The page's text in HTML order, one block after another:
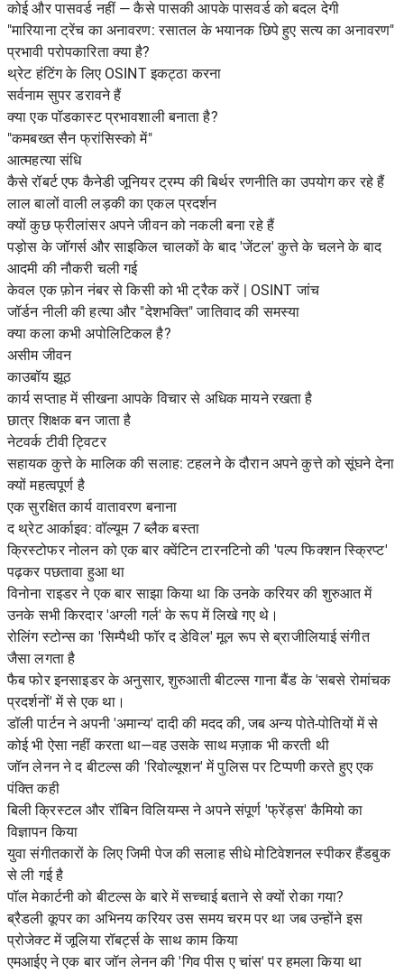
कोई और पासवर्ड नहीं — कैसे पासकी आपके पासवर्ड को बदल देगी
"मारियाना ट्रेंच का अनावरण: रसातल के भयानक छिपे हुए सत्य का अनावरण"
प्रभावी परोपकारिता क्या है?
थ्रेट हंटिंग के लिए OSINT इकट्ठा करना
सर्वनाम सुपर डरावने हैं
क्या एक पॉडकास्ट प्रभावशाली बनाता है?
"कमबख्त सैन फ्रांसिस्को में"
आत्महत्या संधि
कैसे रॉबर्ट एफ कैनेडी जूनियर ट्रम्प की बिर्थर रणनीति का उपयोग कर रहे हैं
लाल बालों वाली लड़की का एकल प्रदर्शन
क्यों कुछ फ्रीलांसर अपने जीवन को नकली बना रहे हैं
पड़ोस के जॉगर्स और साइकिल चालकों के बाद 'जेंटल' कुत्ते के चलने के बाद
आदमी की नौकरी चली गई
केवल एक फ़ोन नंबर से किसी को भी ट्रैक करें | OSINT जांच
जॉर्डन नीली की हत्या और "देशभक्ति" जातिवाद की समस्या
क्या कला कभी अपोलिटिकल है?
असीम जीवन
काउबॉय झूठ
कार्य सप्ताह में सीखना आपके विचार से अधिक मायने रखता है
छात्र शिक्षक बन जाता है
नेटवर्क टीवी ट्विटर
सहायक कुत्ते के मालिक की सलाह: टहलने के दौरान अपने कुत्ते को सूंघने देना
क्यों महत्वपूर्ण है
एक सुरक्षित कार्य वातावरण बनाना
द थ्रेट आर्काइव: वॉल्यूम 7 ब्लैक बस्ता
क्रिस्टोफर नोलन को एक बार क्वेंटिन टारनटिनो की 'पल्प फिक्शन स्क्रिप्ट'
पढ़कर पछतावा हुआ था
विनोना राइडर ने एक बार साझा किया था कि उनके करियर की शुरुआत में
उनके सभी किरदार 'अग्ली गर्ल' के रूप में लिखे गए थे।
रोलिंग स्टोन्स का 'सिम्पैथी फॉर द डेविल' मूल रूप से ब्राजीलियाई संगीत
जैसा लगता है
फैब फोर इनसाइडर के अनुसार, शुरुआती बीटल्स गाना बैंड के 'सबसे रोमांचक
प्रदर्शनों' में से एक था।
डॉली पार्टन ने अपनी 'अमान्य' दादी की मदद की, जब अन्य पोते-पोतियों में से
कोई भी ऐसा नहीं करता था—वह उसके साथ मज़ाक भी करती थी
जॉन लेनन ने द बीटल्स की 'रिवोल्यूशन' में पुलिस पर टिप्पणी करते हुए एक
पंक्ति कही
बिली क्रिस्टल और रॉबिन विलियम्स ने अपने संपूर्ण 'फ्रेंड्स' कैमियो का
विज्ञापन किया
युवा संगीतकारों के लिए जिमी पेज की सलाह सीधे मोटिवेशनल स्पीकर हैंडबुक
से ली गई है
पॉल मेकार्टनी को बीटल्स के बारे में सच्चाई बताने से क्यों रोका गया?
ब्रैडली कूपर का अभिनय करियर उस समय चरम पर था जब उन्होंने इस
प्रोजेक्ट में जूलिया रॉबर्ट्स के साथ काम किया
एमआईए ने एक बार जॉन लेनन की 'गिव पीस ए चांस' पर हमला किया था